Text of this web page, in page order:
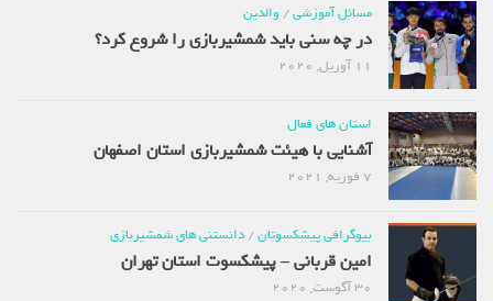
مسائل آموزشی/ والدین
در چه سنی باید شمشیربازی را شروع کرد؟
11 آوریل, 2020
استان های فعال
آشنایی با هیئت شمشیربازی استان اصفهان
7 فوریه, 2021
بیوگرافی پیشکسوتان/ دانستنی های شمشیربازی
امین قربانی – پیشکسوت استان تهران
30 آگوست, 2020